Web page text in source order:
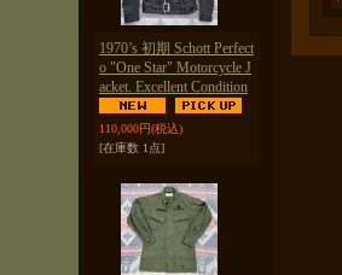
1970’s 初期 Schott Perfect
o "One Star" Motorcycle J
acket. Excellent Condition
110,000円(税込)
[在庫数 1点]